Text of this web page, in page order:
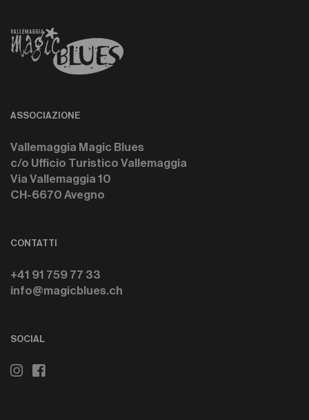
ASSOCIAZIONE
Vallemaggia Magic Blues
c/o Ufficio Turistico Vallemaggia
Via Vallemaggia 10
CH-6670 Avegno
CONTATTI
+41 91 759 77 33
info@magicblues.ch
SOCIAL